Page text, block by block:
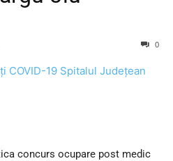
0
COVID-19 Spitalul Județean
concurs ocupare post medic